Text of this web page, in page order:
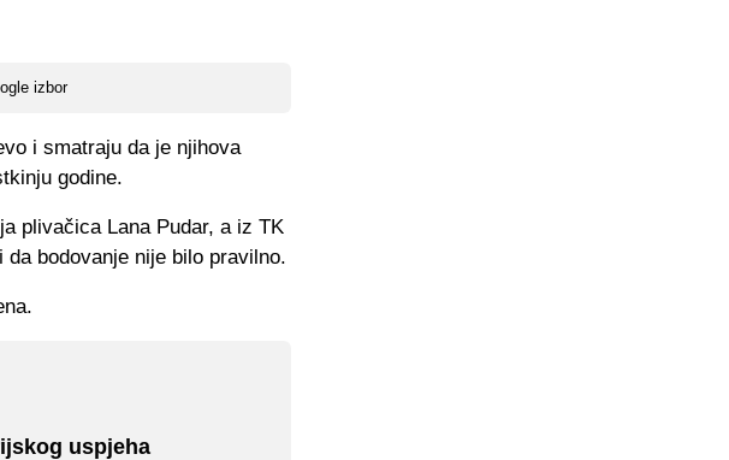
izbor
i smatraju da je njihova
godine.
plivačica Lana Pudar, a iz TK
bodovanje nije bilo pravilno.
uspjeha